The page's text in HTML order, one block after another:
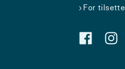
For tilsette